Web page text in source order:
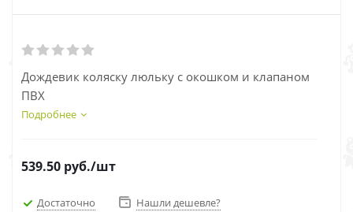
Дождевик коляску люльку с окошком и клапаном
ПВХ
Подробнее
539.50 руб./шт
Достаточно Нашли дешевле?